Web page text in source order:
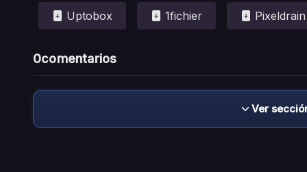
Uptobox 1fichier Pixeldrain
0comentarios
Ver